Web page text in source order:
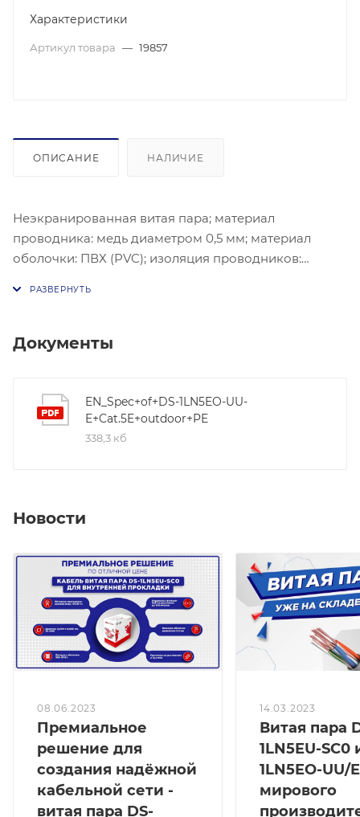
Характеристики
Артикул товара — 19857
ОПИСАНИЕ НАЛИЧИЕ
Неэкранированная витая пара; материал
проводника: медь диаметром 0,5 мм; материал
оболочки: ПВХ (PVC); изоляция проводников:
функции PoE на расстояния до 250 метров при
Документы
EN_Spec+of+DS-1LN5EO-UU-
E+Cat.5E+outdoor+PE
338,3 кб
Новости
08.06.2023
Премиальное
решение для
создания надёжной
кабельной сети -
витая пара DS-
14.03.2023
Витая пара
1LN5EU-SC0
1LN5EO-UU/
мирового